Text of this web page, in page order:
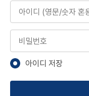
아이디
비밀번호
아이디 저장